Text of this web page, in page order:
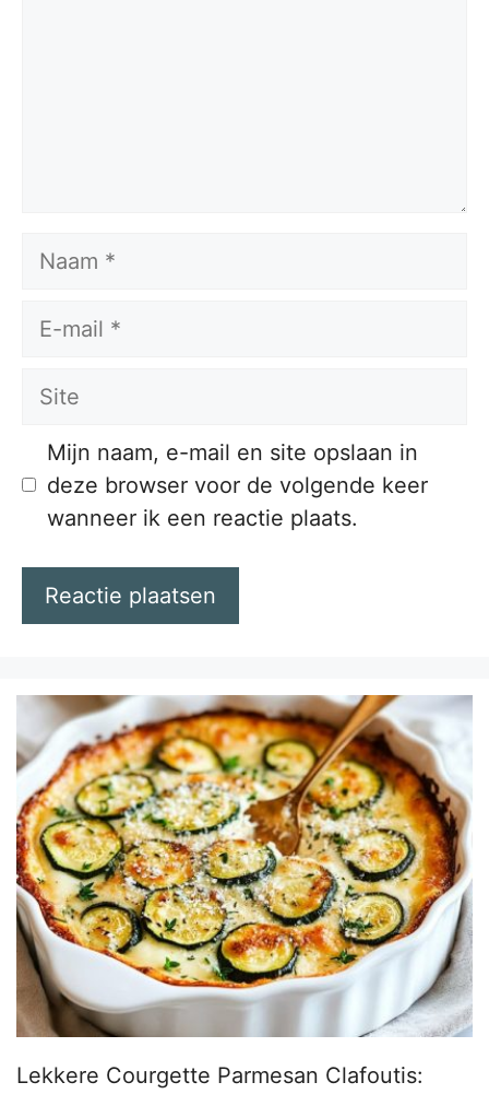
Naam
E-
Site
Mijn naam, e-mail en site opslaan in
deze browser voor de volgende keer
wanneer ik een reactie plaats.
Lekkere Courgette Parmesan Clafoutis: